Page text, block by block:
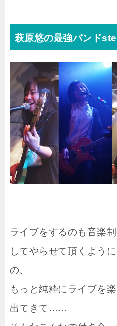
萩原悠の最強バンド
ライブをするのも音楽
してやらせて頂くよう
の、
もっと純粋にライブを
出てきて……